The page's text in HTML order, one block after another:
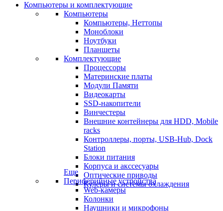
Компьютеры и комплектующие
Компьютеры
Компьютеры, Неттопы
Моноблоки
Ноутбуки
Планшеты
Комплектующие
Процессоры
Материнские платы
Модули Памяти
Видеокарты
SSD-накопители
Винчестеры
Внешние контейнеры для HDD, Mobile
racks
Контроллеры, порты, USB-Hub, Dock
Station
Блоки питания
Корпуса и акссесуары
Оптические приводы
Кулеры и системы охлаждения
Еще
Периферийные устройства
Web-камеры
Колонки
Наушники и микрофоны